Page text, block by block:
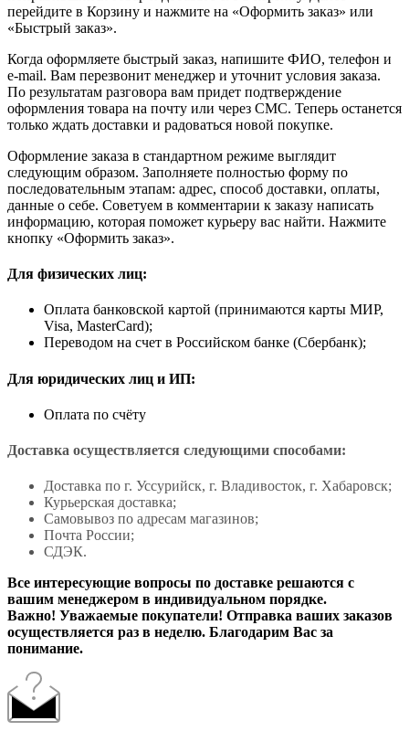
перейдите в Корзину и нажмите на «Оформить заказ» или
«Быстрый заказ».
Когда оформляете быстрый заказ, напишите ФИО, телефон и
e-mail. Вам перезвонит менеджер и уточнит условия заказа.
По результатам разговора вам придет подтверждение
оформления товара на почту или через СМС. Теперь останется
только ждать доставки и радоваться новой покупке.
Оформление заказа в стандартном режиме выглядит
следующим образом. Заполняете полностью форму по
последовательным этапам: адрес, способ доставки, оплаты,
данные о себе. Советуем в комментарии к заказу написать
информацию, которая поможет курьеру вас найти. Нажмите
кнопку «Оформить заказ».
Для физических лиц:
Оплата банковской картой (принимаются карты МИР,
Visa, MasterCard);
Переводом на счет в Российском банке (Сбербанк);
Для юридических лиц и ИП:
Оплата по счёту
Доставка осуществляется следующими способами:
Доставка по г. Уссурийск, г. Владивосток, г. Хабаровск;
Курьерская доставка;
Самовывоз по адресам магазинов;
Почта России;
СДЭК.
Все интересующие вопросы по доставке решаются с
вашим менеджером в индивидуальном порядке.
Важно! Уважаемые покупатели! Отправка ваших заказов
осуществляется раз в неделю. Благодарим Вас за
понимание.